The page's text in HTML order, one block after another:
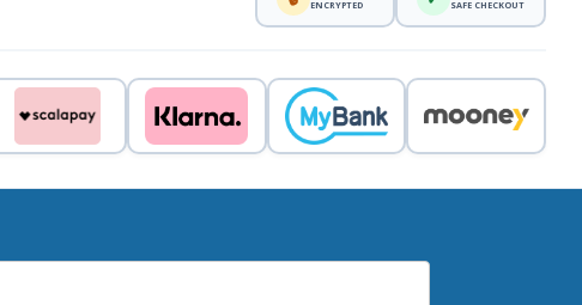
ENCRYPTED SAFE CHECKOUT